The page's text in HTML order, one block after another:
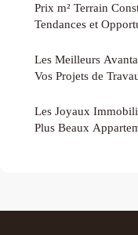
Prix m² Terrain
Tendances et
Les Meilleurs
Vos Projets de
Les Joyaux
Plus Beaux